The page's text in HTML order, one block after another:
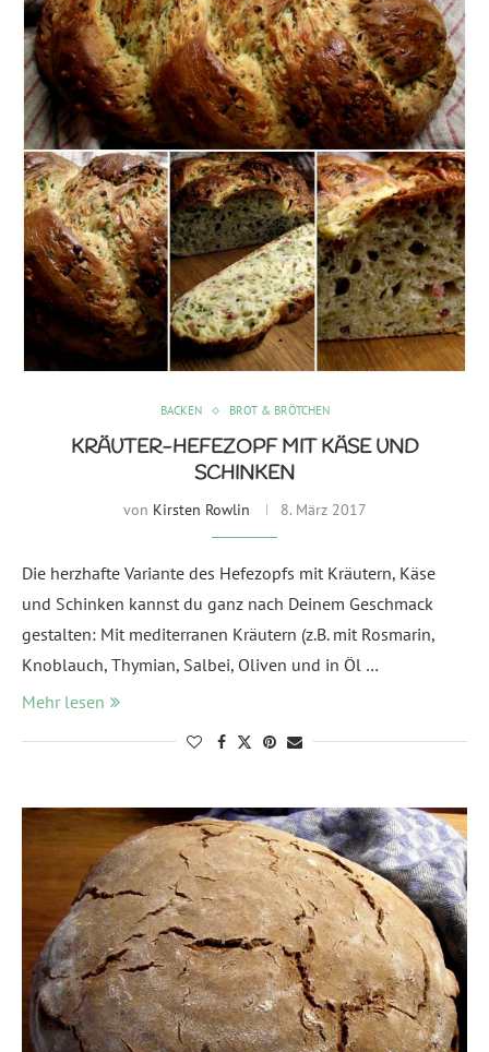
BACKEN BROT & BRÖTCHEN
KRÄUTER-HEFEZOPF MIT KÄSE UND
SCHINKEN
von Kirsten Rowlin 8. März 2017
Die herzhafte Variante des Hefezopfs mit Kräutern, Käse
und Schinken kannst du ganz nach Deinem Geschmack
gestalten: Mit mediterranen Kräutern (z.B. mit Rosmarin,
Knoblauch, Thymian, Salbei, Oliven und in Öl …
Mehr lesen